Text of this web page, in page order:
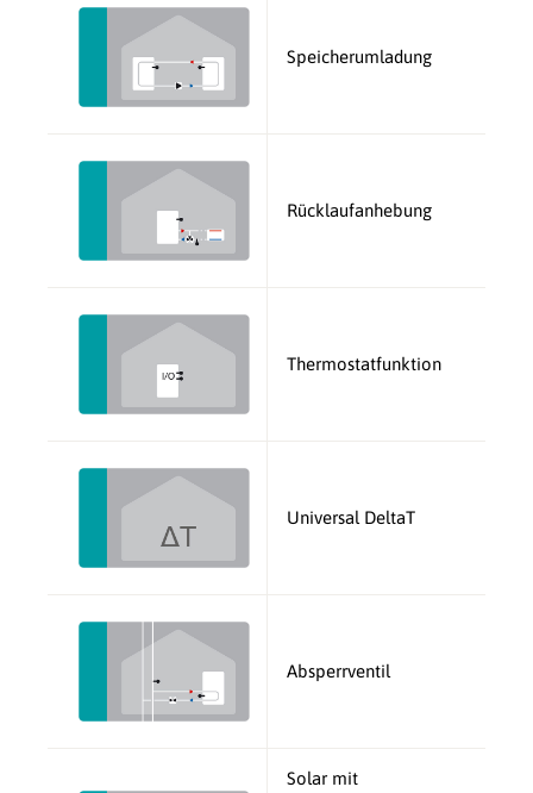
Speicherumladung
Rücklaufanhebung
Thermostatfunktion
Universal DeltaT
Absperrventil
Solar mit